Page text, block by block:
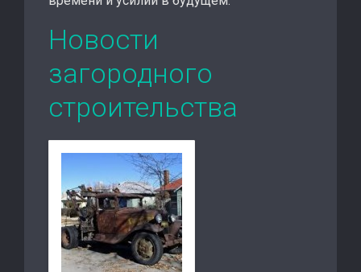
Новости
загородного
строительства